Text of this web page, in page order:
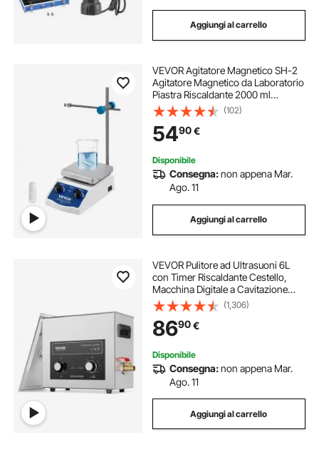
Aggiungi al carrello
VEVOR Agitatore Magnetico SH-2
Agitatore Magnetico da Laboratorio
Piastra Riscaldante 2000 ml
Capacità di Miscelazione con
Piastra Riscaldante Miscelatore
Riscaldante Display Digitale
(102)
5490€
Disponibile
Consegna:non appena Mar.
Ago. 11
Aggiungi al carrello
VEVOR Pulitore ad Ultrasuoni 6L
con Timer Riscaldante Cestello,
Macchina Digitale a Cavitazione
Sonica, Pulitrice Ultrasuoni 180 W
per Strumenti di Orologi, Occhiali,
Monete, Utensili Metallici
(1,306)
8690€
Disponibile
Consegna:non appena Mar.
Ago. 11
Aggiungi al carrello